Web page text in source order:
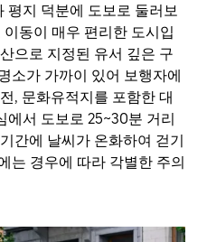
평지 덕분에 도보로 둘러보
동이 매우 편리한 도시입
으로 지정된 유서 깊은 구
소가 가까이 있어 보행자에
, 문화유적지를 포함한 대
에서 도보로 25~30분 거리
간에 날씨가 온화하여 걷기
는 경우에 따라 각별한 주의